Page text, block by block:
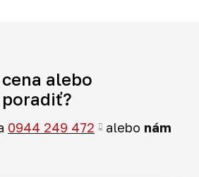
alebo
0944 249 472 alebo nám